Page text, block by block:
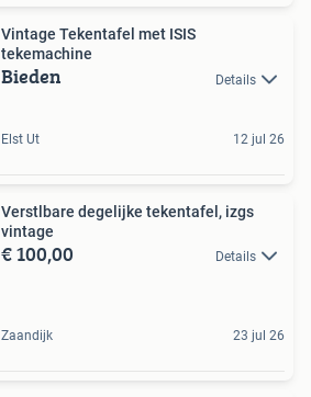
Vintage Tekentafel met ISIS
tekemachine
Bieden Details
Elst Ut 12 jul 26
Verstlbare degelijke tekentafel, izgs
vintage
€ 100,00 Details
Zaandijk 23 jul 26